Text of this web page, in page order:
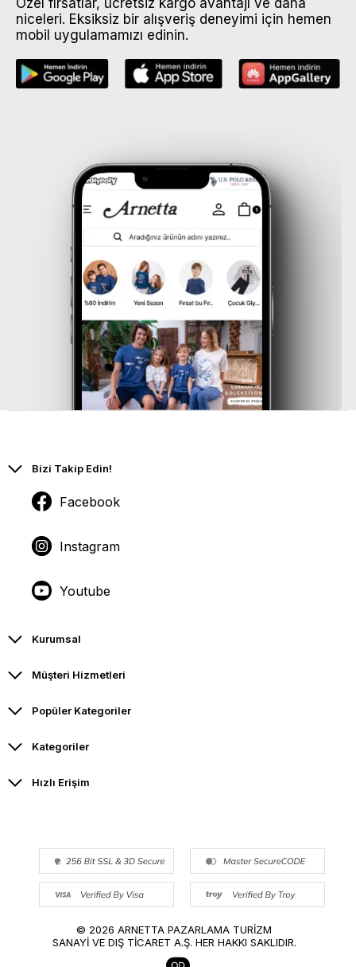
Özel fırsatlar, ücretsiz kargo avantajı ve daha
niceleri. Eksiksiz bir alışveriş deneyimi için hemen
mobil uygulamamızı edinin.
Bizi Takip Edin!
Facebook
Instagram
Youtube
Kurumsal
Müşteri Hizmetleri
Popüler Kategoriler
Kategoriler
Hızlı Erişim
© 2026 ARNETTA PAZARLAMA TURİZM
SANAYİ VE DIŞ TİCARET A.Ş. HER HAKKI SAKLIDIR.